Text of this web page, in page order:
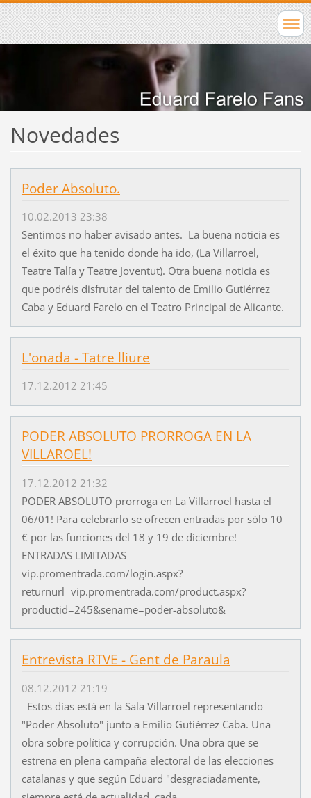
Novedades
Poder Absoluto.
10.02.2013 23:38
Sentimos no haber avisado antes. La buena noticia es
el éxito que ha tenido donde ha ido, (La Villarroel,
Teatre Talía y Teatre Joventut). Otra buena noticia es
que podréis disfrutar del talento de Emilio Gutiérrez
Caba y Eduard Farelo en el Teatro Principal de Alicante.
L'onada - Tatre lliure
17.12.2012 21:45
PODER ABSOLUTO PRORROGA EN LA
VILLAROEL!
17.12.2012 21:32
PODER ABSOLUTO prorroga en La Villarroel hasta el
06/01! Para celebrarlo se ofrecen entradas por sólo 10
€ por las funciones del 18 y 19 de diciembre!
ENTRADAS LIMITADAS
vip.promentrada.com/login.aspx?
returnurl=vip.promentrada.com/product.aspx?
productid=245&sename=poder-absoluto&
Entrevista RTVE - Gent de Paraula
08.12.2012 21:19
Estos días está en la Sala Villarroel representando
"Poder Absoluto" junto a Emilio Gutiérrez Caba. Una
obra sobre política y corrupción. Una obra que se
estrena en plena campaña electoral de las elecciones
catalanas y que según Eduard "desgraciadamente,